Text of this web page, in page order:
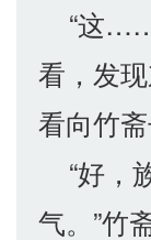
“这
看，发
看向竹斋
“好，
气。”竹